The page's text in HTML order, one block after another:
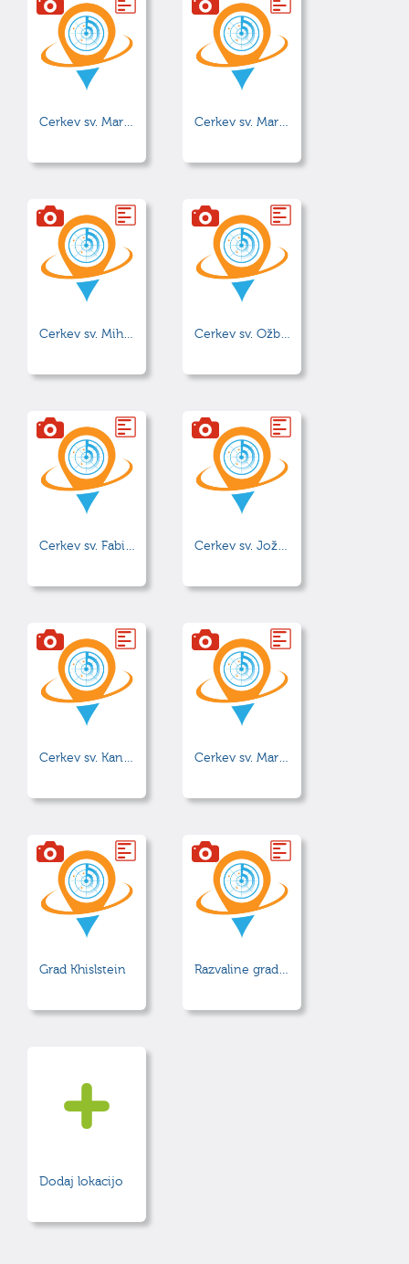
Cerkev sv. Martina v Stražišču Cerkev sv. Marije Magdalene
Cerkev sv. Mihaela na Drulovki Cerkev sv. Ožbolta
Cerkev sv. Fabijana, Boštjana in Roka Cerkev sv. Jožefa
Cerkev sv. Kancijana Cerkev sv. Marjete na Šmarjetni gori
Grad Khislstein Razvaline gradu Wartenberg
Dodaj lokacijo